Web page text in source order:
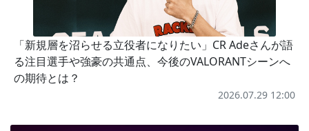
「新規層を沼らせる立役者になりたい」CR Adeさんが語
る注目選手や強豪の共通点、今後のVALORANTシーンへ
の期待とは？
2026.07.29 12:00